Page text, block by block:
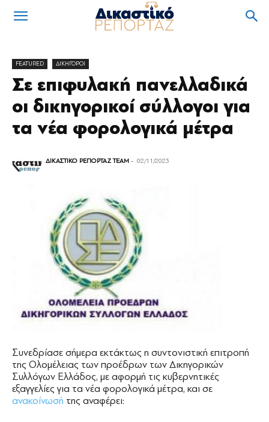
FEATURED ΔΙΚΗΓΟΡΟΙ
Σε επιφυλακή πανελλαδικά
οι δικηγορικοί σύλλογοι για
τα νέα φορολογικά μέτρα
ΔΙΚΑΣΤΙΚΟ ΡΕΠΟΡΤΑΖ TEAM - 02/11/2023
Συνεδρίασε σήμερα εκτάκτως η συντονιστική επιτροπή
της Ολομέλειας των προέδρων των Δικηγορικών
Συλλόγων Ελλάδος, με αφορμή τις κυβερνητικές
εξαγγελίες για τα νέα φορολογικά μέτρα, και σε
ανακοίνωσή της αναφέρει: